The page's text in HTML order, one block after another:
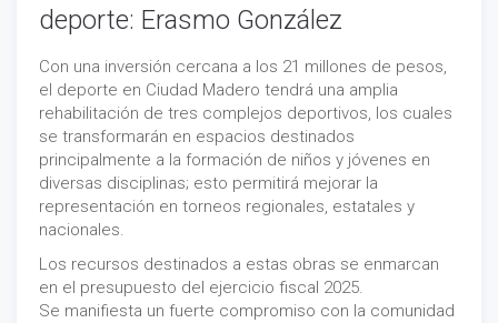
deporte: Erasmo González
Con una inversión cercana a los 21 millones de pesos,
el deporte en Ciudad Madero tendrá una amplia
rehabilitación de tres complejos deportivos, los cuales
se transformarán en espacios destinados
principalmente a la formación de niños y jóvenes en
diversas disciplinas; esto permitirá mejorar la
representación en torneos regionales, estatales y
nacionales.
Los recursos destinados a estas obras se enmarcan
en el presupuesto del ejercicio fiscal 2025.
Se manifiesta un fuerte compromiso con la comunidad